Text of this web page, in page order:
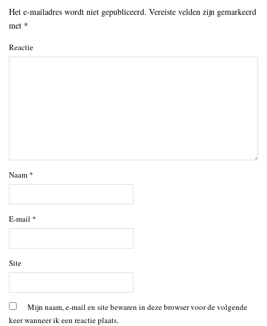
Het e-mailadres wordt niet gepubliceerd. Vereiste velden zijn gemarkeerd
met *
Reactie
Naam *
E-mail *
Site
Mijn naam, e-mail en site bewaren in deze browser voor de volgende
keer wanneer ik een reactie plaats.